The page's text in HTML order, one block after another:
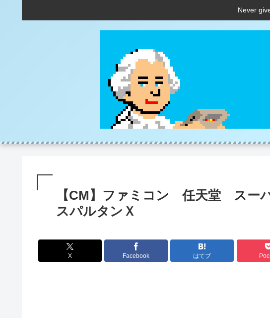
Never
【CM】ファミコン 任天堂 スー
スパルタンＸ
X Facebook はてブ